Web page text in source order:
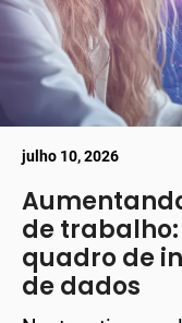
julho 10, 2026
de trabalho:
quadro de
de dados